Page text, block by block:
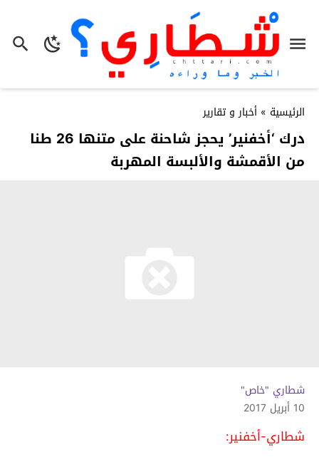
الرئيسية » أخبار و تقارير
درك ‘أخفنير’ يحجز شاحنة على متنها 26 طنا
من الأقمشة والألبسة المهربة
شطاري "خاص"
10 أبريل 2017
شطاري-أخفنير: